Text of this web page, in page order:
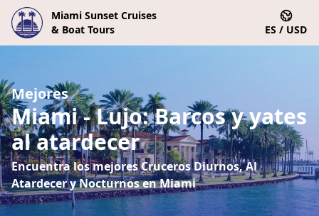
Miami Sunset Cruises
& Boat Tours
ES / USD
Mejores
Miami - Lujo: Barcos y yates
al atardecer
Encuentra los mejores Cruceros Diurnos, Al
Atardecer y Nocturnos en Miami